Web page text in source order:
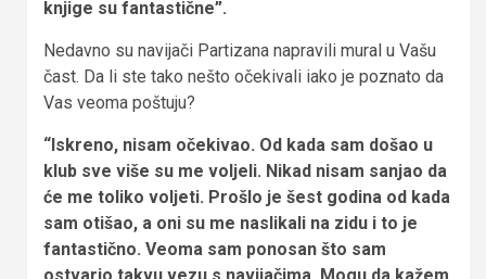
knjige su fantastične”.
Nedavno su navijači Partizana napravili mural u Vašu
čast. Da li ste tako nešto očekivali iako je poznato da
Vas veoma poštuju?
“Iskreno, nisam očekivao. Od kada sam došao u
klub sve više su me voljeli. Nikad nisam sanjao da
će me toliko voljeti. Prošlo je šest godina od kada
sam otišao, a oni su me naslikali na zidu i to je
fantastično. Veoma sam ponosan što sam